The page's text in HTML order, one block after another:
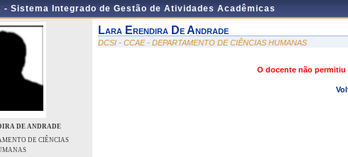
- Sistema Integrado de Gestão de Atividades Acadêmicas
DE ANDRADE
DE CIÊNCIAS
Lara Erendira De Andrade
DCSI - CCAE - DEPARTAMENTO DE CIÊNCIAS HUMANAS
O docente não